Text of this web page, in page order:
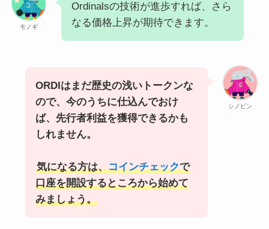
モノギ
Ordinalsの技術が進歩すれば、さら
なる価格上昇が期待できます。
シノビン
ORDIはまだ歴史の浅いトークンな
ので、今のうちに仕込んでおけ
ば、先行者利益を獲得できるかも
しれません。
気になる方は、コインチェックで
口座を開設するところから始めて
みましょう。